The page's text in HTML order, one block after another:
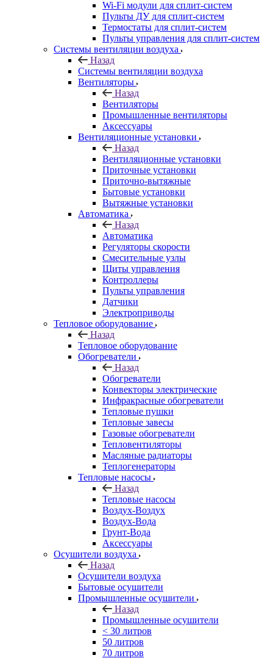
Wi-Fi модули для сплит-систем
Пульты ДУ для сплит-систем
Термостаты для сплит-систем
Пульты управления для сплит-систем
Системы вентиляции воздуха
Назад
Системы вентиляции воздуха
Вентиляторы
Назад
Вентиляторы
Промышленные вентиляторы
Аксессуары
Вентиляционные установки
Назад
Вентиляционные установки
Приточные установки
Приточно-вытяжные
Бытовые установки
Вытяжные установки
Автоматика
Назад
Автоматика
Регуляторы скорости
Смесительные узлы
Щиты управления
Контроллеры
Пульты управления
Датчики
Электроприводы
Тепловое оборудование
Назад
Тепловое оборудование
Обогреватели
Назад
Обогреватели
Конвекторы электрические
Инфракрасные обогреватели
Тепловые пушки
Тепловые завесы
Газовые обогреватели
Тепловентиляторы
Масляные радиаторы
Теплогенераторы
Тепловые насосы
Назад
Тепловые насосы
Воздух-Воздух
Воздух-Вода
Грунт-Вода
Аксессуары
Осушители воздуха
Назад
Осушители воздуха
Бытовые осушители
Промышленные осушители
Назад
Промышленные осушители
< 30 литров
50 литров
70 литров